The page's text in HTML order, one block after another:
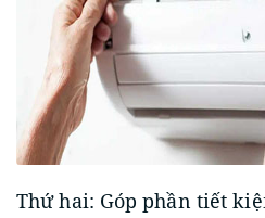
Thứ hai: Góp phần tiết